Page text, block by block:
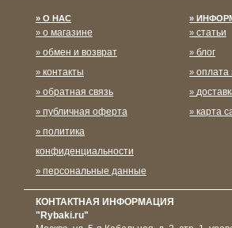
О НАС
о магазине
обмен и возврат
контакты
обратная связь
публичная оферта
политика
конфиденциальности
персональные данные
статьи
блог
оплата
карта
КОНТАКТНАЯ ИНФОРМАЦИЯ
"Rybaki.ru"